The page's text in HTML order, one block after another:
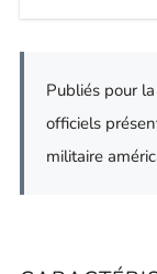
Publiés pour
officiels
militaire